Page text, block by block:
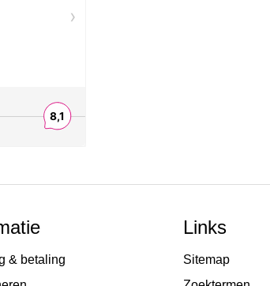
& betaling
Links
Sitemap